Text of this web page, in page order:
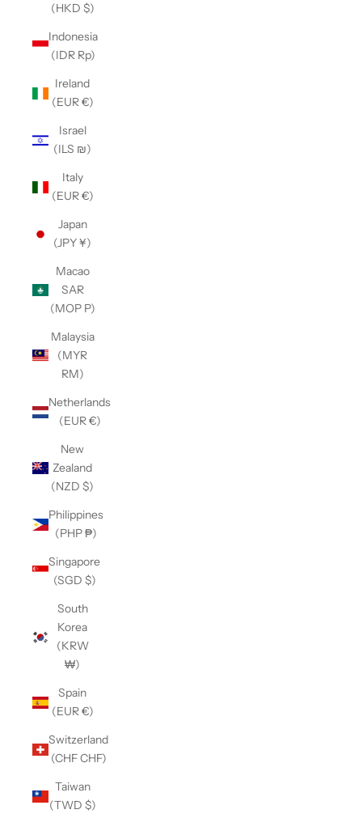
(HKD $)
Indonesia
(IDR Rp)
Ireland
(EUR €)
Israel
(ILS ₪)
Italy
(EUR €)
Japan
(JPY ¥)
Macao
SAR
(MOP P)
Malaysia
(MYR
RM)
Netherlands
(EUR €)
New
Zealand
(NZD $)
Philippines
(PHP ₱)
Singapore
(SGD $)
South
Korea
(KRW
₩)
Spain
(EUR €)
Switzerland
(CHF CHF)
Taiwan
(TWD $)